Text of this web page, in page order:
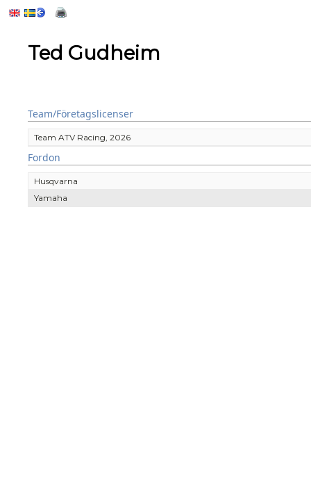
Ted Gudheim
Team/Företagslicenser
Team ATV Racing, 2026
Fordon
Husqvarna
Yamaha